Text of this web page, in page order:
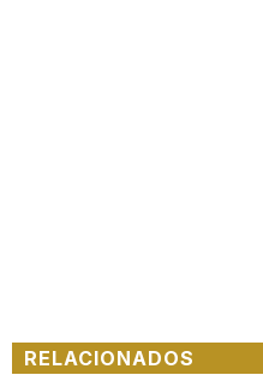
RELACIONADOS